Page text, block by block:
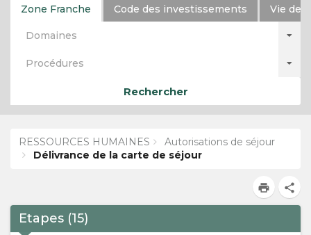
Zone Franche Code des investissements Vie de
Domaines
Procédures
Rechercher
RESSOURCES HUMAINES
Autorisations de séjour
Délivrance de la carte de séjour
print share
Etapes (15)